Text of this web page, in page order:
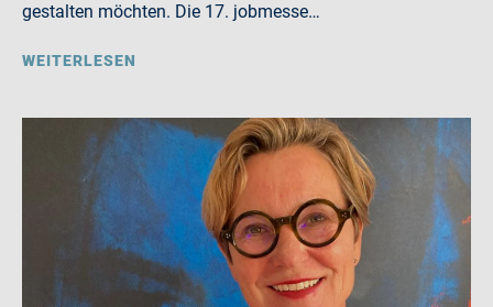
gestalten möchten. Die 17. jobmesse…
WEITERLESEN